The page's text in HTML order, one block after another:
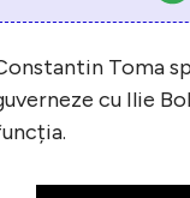
Toma
cu Ilie